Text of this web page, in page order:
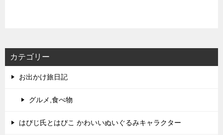
カテゴリー
お出かけ旅日記
グルメ,食べ物
はぴじ氏とはぴこ かわいいぬいぐるみキャラクター